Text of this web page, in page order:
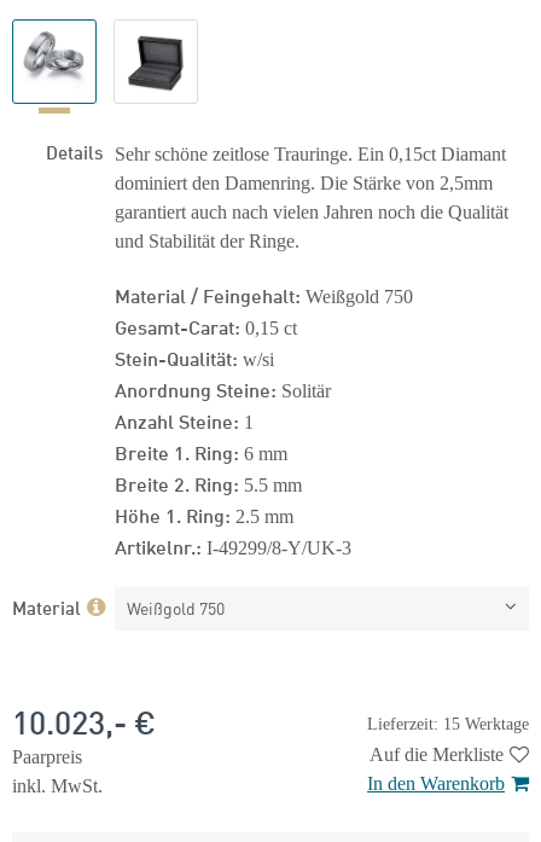
Details
Sehr schöne zeitlose Trauringe. Ein 0,15ct Diamant
dominiert den Damenring. Die Stärke von 2,5mm
garantiert auch nach vielen Jahren noch die Qualität
und Stabilität der Ringe.
Material / Feingehalt: Weißgold 750
Gesamt-Carat: 0,15 ct
Stein-Qualität: w/si
Anordnung Steine: Solitär
Anzahl Steine: 1
Breite 1. Ring: 6 mm
Breite 2. Ring: 5.5 mm
Höhe 1. Ring: 2.5 mm
Artikelnr.: I-49299/8-Y/UK-3
Material Weißgold 750
Lieferzeit: 15 Werktage
10.023,- €
Paarpreis
inkl. MwSt.
Auf die Merkliste
In den Warenkorb